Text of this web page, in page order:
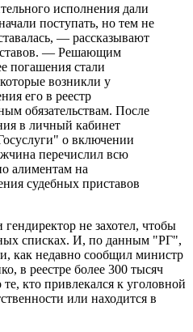
исполнения дали
поступать, но тем не
— рассказывают
— Решающим
погашения стали
возникли у
его в реестр
обязательствам. После
в личный кабинет
о включении
перечислил всю
алиментам на
судебных приставов
не захотел, чтобы
списках. И, по данным "РГ",
как недавно сообщил министр
в реестре более 300 тысяч
кто привлекался к уголовной
или находится в